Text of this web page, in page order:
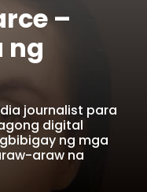
–
ng
journalist para
digital
ng mga
araw na